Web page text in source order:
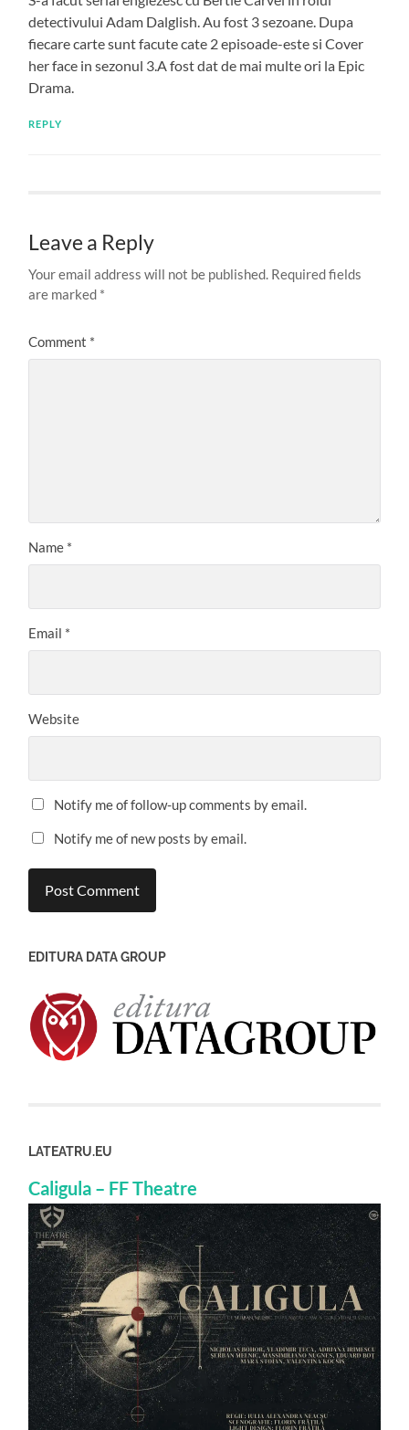
detectivului Adam Dalglish. Au fost 3 sezoane. Dupa
fiecare carte sunt facute cate 2 episoade-este si Cover
her face in sezonul 3.A fost dat de mai multe ori la Epic
Drama.
REPLY
Leave a Reply
Your email address will not be published. Required fields
are marked *
Comment *
Name *
Email *
Website
Notify me of follow-up comments by email.
Notify me of new posts by email.
EDITURA DATA GROUP
LATEATRU.EU
Caligula – FF Theatre